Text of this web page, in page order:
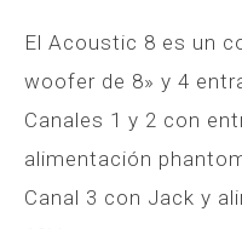
El Acoustic 8 es un
woofer de 8» y 4
Canales 1 y 2 con
alimentación
Canal 3 con Jack y